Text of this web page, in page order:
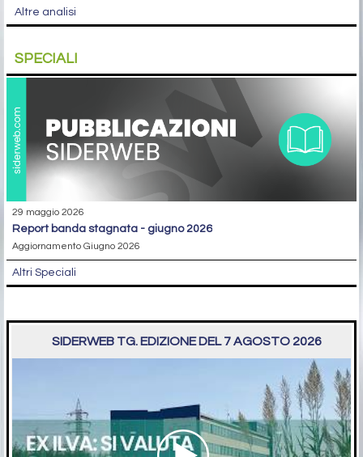
Altre analisi
SPECIALI
29 maggio 2026
report banda stagnata - giugno 2026
Aggiornamento Giugno 2026
Altri Speciali
SIDERWEB TG. EDIZIONE DEL 7 AGOSTO 2026